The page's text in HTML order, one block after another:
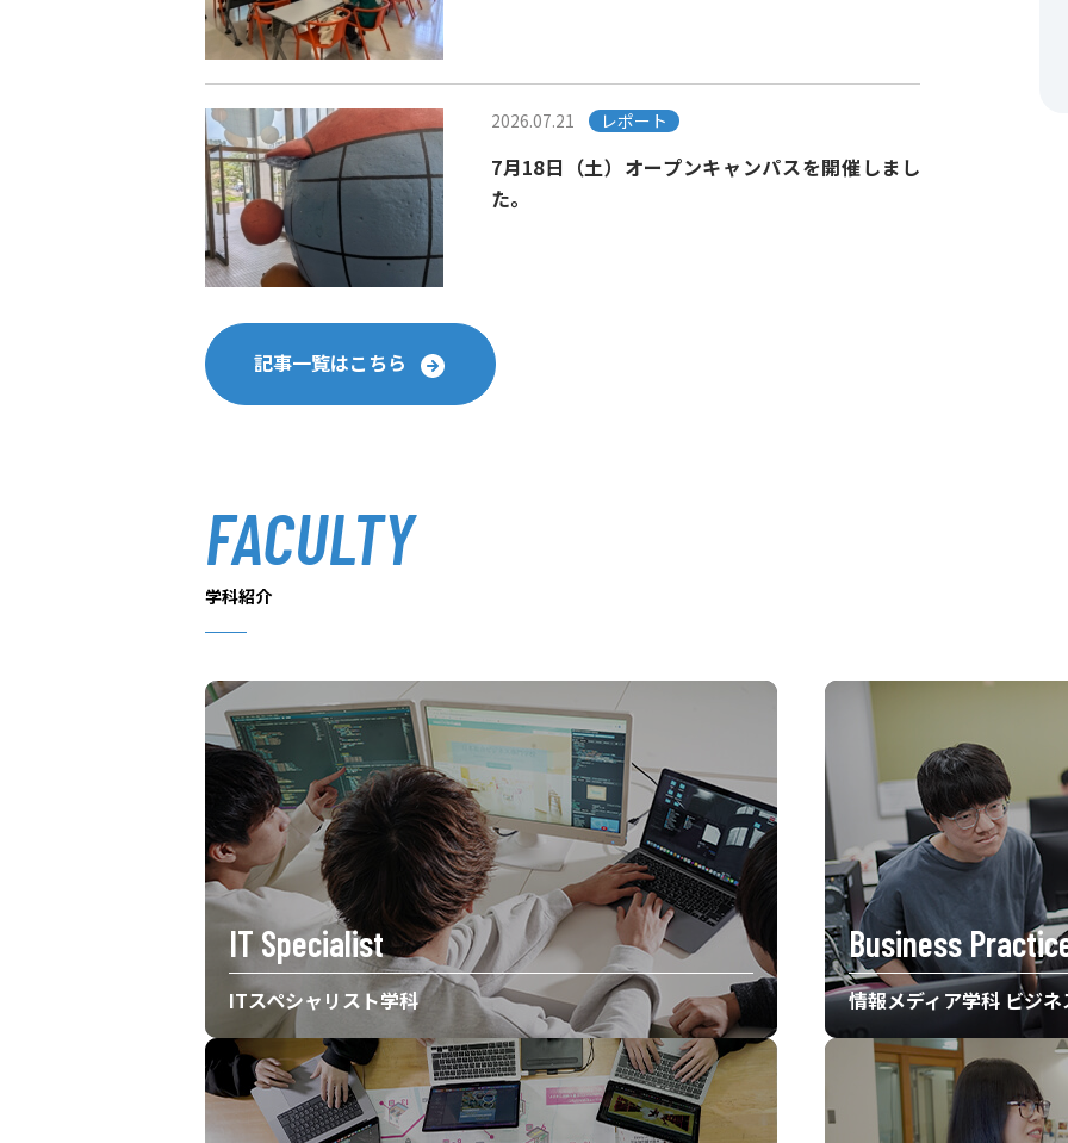
2026.07.21 レポート
7月18日（土）オープンキャンパスを開催しまし
た。
記事一覧はこちら
FACULTY
学科紹介
ITスペシャリスト学科
IT Specialist
情報メディア学科 ビジ
Business